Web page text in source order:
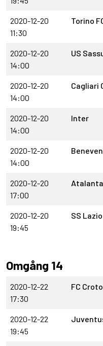
2020-12-20
11:30
Torino
2020-12-20
14:00
US
2020-12-20
14:00
Cagliari
2020-12-20
14:00
Inter
2020-12-20
14:00
2020-12-20
17:00
Atalanta
2020-12-20
19:45
SS Lazio
Omgång 14
2020-12-22
17:30
FC
2020-12-22
19:45